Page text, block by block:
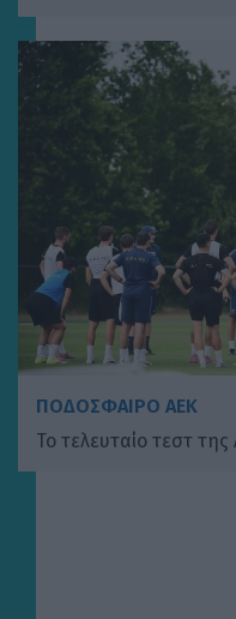
ΠΟΔΟΣΦΑΙΡΟ ΑΕΚ
Το τελευταίο τεστ